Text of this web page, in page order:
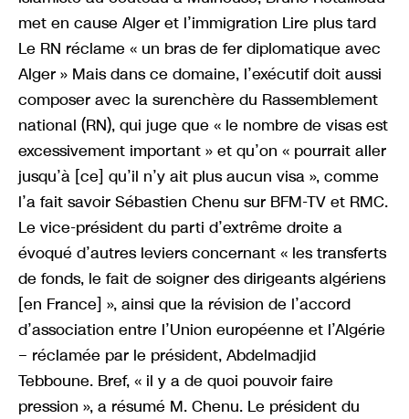
met en cause Alger et l’immigration Lire plus tard
Le RN réclame « un bras de fer diplomatique avec
Alger » Mais dans ce domaine, l’exécutif doit aussi
composer avec la surenchère du Rassemblement
national (RN), qui juge que « le nombre de visas est
excessivement important » et qu’on « pourrait aller
jusqu’à [ce] qu’il n’y ait plus aucun visa », comme
l’a fait savoir Sébastien Chenu sur BFM-TV et RMC.
Le vice-président du parti d’extrême droite a
évoqué d’autres leviers concernant « les transferts
de fonds, le fait de soigner des dirigeants algériens
[en France] », ainsi que la révision de l’accord
d’association entre l’Union européenne et l’Algérie
− réclamée par le président, Abdelmadjid
Tebboune. Bref, « il y a de quoi pouvoir faire
pression », a résumé M. Chenu. Le président du